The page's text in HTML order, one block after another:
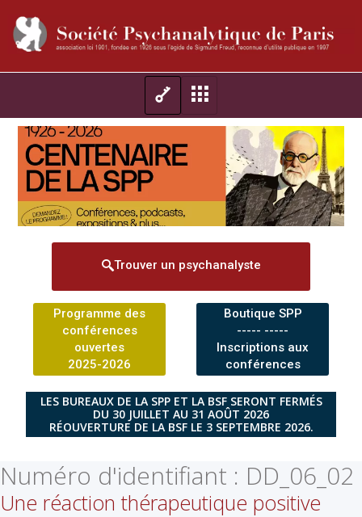
Trouver un psychanalyste
Programme des
conférences
ouvertes
2025-2026
Boutique SPP
----- -----
Inscriptions aux
conférences
LES BUREAUX DE LA SPP ET LA BSF SERONT FERMÉS
DU 30 JUILLET AU 31 AOÛT 2026
RÉOUVERTURE DE LA BSF LE 3 SEPTEMBRE 2026.
Numéro d'identifiant : DD_06_02
Une réaction thérapeutique positive